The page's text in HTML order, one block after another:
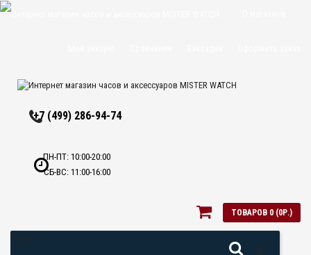
+7 (499) 286-94-74
ПН-ПТ: 10:00-20:00
СБ-ВС: 11:00-16:00
ТОВАРОВ 0 (0Р.)